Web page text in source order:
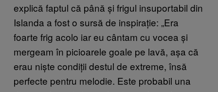
explică faptul că până și frigul insuportabil din
Islanda a fost o sursă de inspirație: „Era
foarte frig acolo iar eu cântam cu vocea și
mergeam în picioarele goale pe lavă, așa că
erau niște condiții destul de extreme, însă
perfecte pentru melodie. Este probabil una